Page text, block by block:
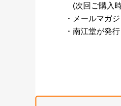
(次回ご購入
・メールマガ
・南江堂が発